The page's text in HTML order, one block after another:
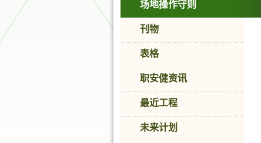
场地操作守则
刊物
表格
职安健资讯
最近工程
未来计划